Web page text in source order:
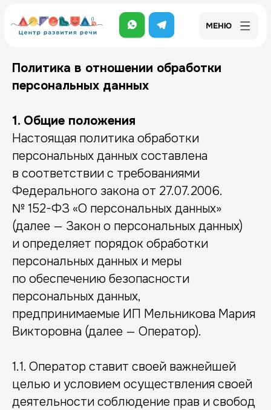
Политика в отношении обработки
персональных данных
1. Общие положения
Настоящая политика обработки
персональных данных составлена
в соответствии с требованиями
Федерального закона от 27.07.2006.
№ 152-ФЗ «О персональных данных»
(далее — Закон о персональных данных)
и определяет порядок обработки
персональных данных и меры
по обеспечению безопасности
персональных данных,
предпринимаемые ИП Мельникова Мария
Викторовна (далее — Оператор).
1.1. Оператор ставит своей важнейшей
целью и условием осуществления своей
деятельности соблюдение прав и свобод